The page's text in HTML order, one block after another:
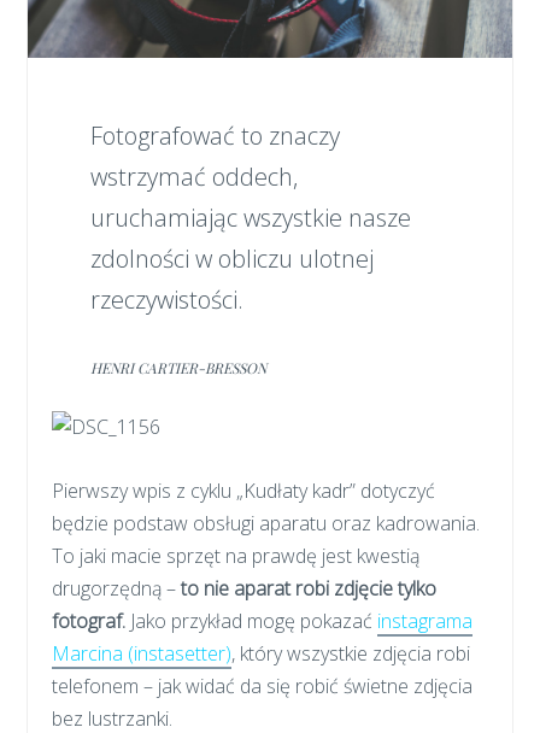
Fotografować to znaczy
wstrzymać oddech,
uruchamiając wszystkie nasze
zdolności w obliczu ulotnej
rzeczywistości.
HENRI CARTIER-BRESSON
Pierwszy wpis z cyklu „Kudłaty kadr” dotyczyć
będzie podstaw obsługi aparatu oraz kadrowania.
To jaki macie sprzęt na prawdę jest kwestią
drugorzędną –to nie aparat robi zdjęcie tylko
fotograf. Jako przykład mogę pokazać instagrama
Marcina (instasetter), który wszystkie zdjęcia robi
telefonem – jak widać da się robić świetne zdjęcia
bez lustrzanki.